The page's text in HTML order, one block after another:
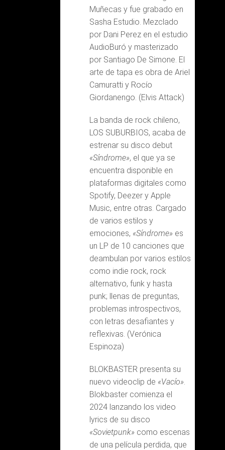
Muñecas y fue grabado en
Sasha Estudio. Mezclado
por Dani Perez en el estudio
AudioBuró y masterizado
por Santiago De Simone. El
arte de tapa es obra de Ariel
Camuratti y Rocío
Giordanengo. (Elvis Attack)
La banda de rock chileno,
LOS SUBURBIOS, acaba de
estrenar su disco debut
«Síndrome», el que ya se
encuentra disponible en
plataformas digitales como
Spotify, Deezer y Apple
Music, entre otras. Cargado
de varios estilos y
emociones, «Síndrome»es
un LP de 10 canciones que
deambulan por varios estilos
como indie rock, rock
alternativo, funk y hasta
punk; llenas de preguntas,
problemas introspectivos,
con letras desafiantes y
reflexivas. (Verónica
Espinoza)
BLOKBASTER presenta su
nuevo videoclip de «Vacío».
Blokbaster comienza el
2024 lanzando los video
lyrics de su disco
«Sovietpunk»como escenas
de una película perdida, que